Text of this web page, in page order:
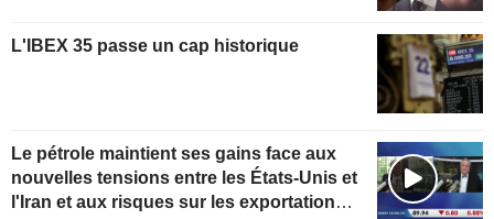
L'IBEX 35 passe un cap historique
Le pétrole maintient ses gains face aux
nouvelles tensions entre les États-Unis et
l'Iran et aux risques sur les exportations